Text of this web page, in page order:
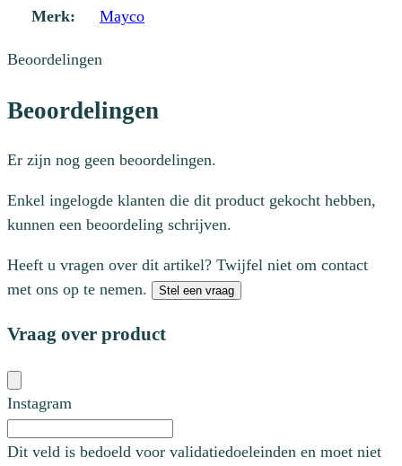
Merk: Mayco
Beoordelingen
Beoordelingen
Er zijn nog geen beoordelingen.
Enkel ingelogde klanten die dit product gekocht hebben,
kunnen een beoordeling schrijven.
Heeft u vragen over dit artikel? Twijfel niet om contact
met ons op te nemen.
Stel een vraag
Vraag over product
Instagram
Dit veld is bedoeld voor validatiedoeleinden en moet niet